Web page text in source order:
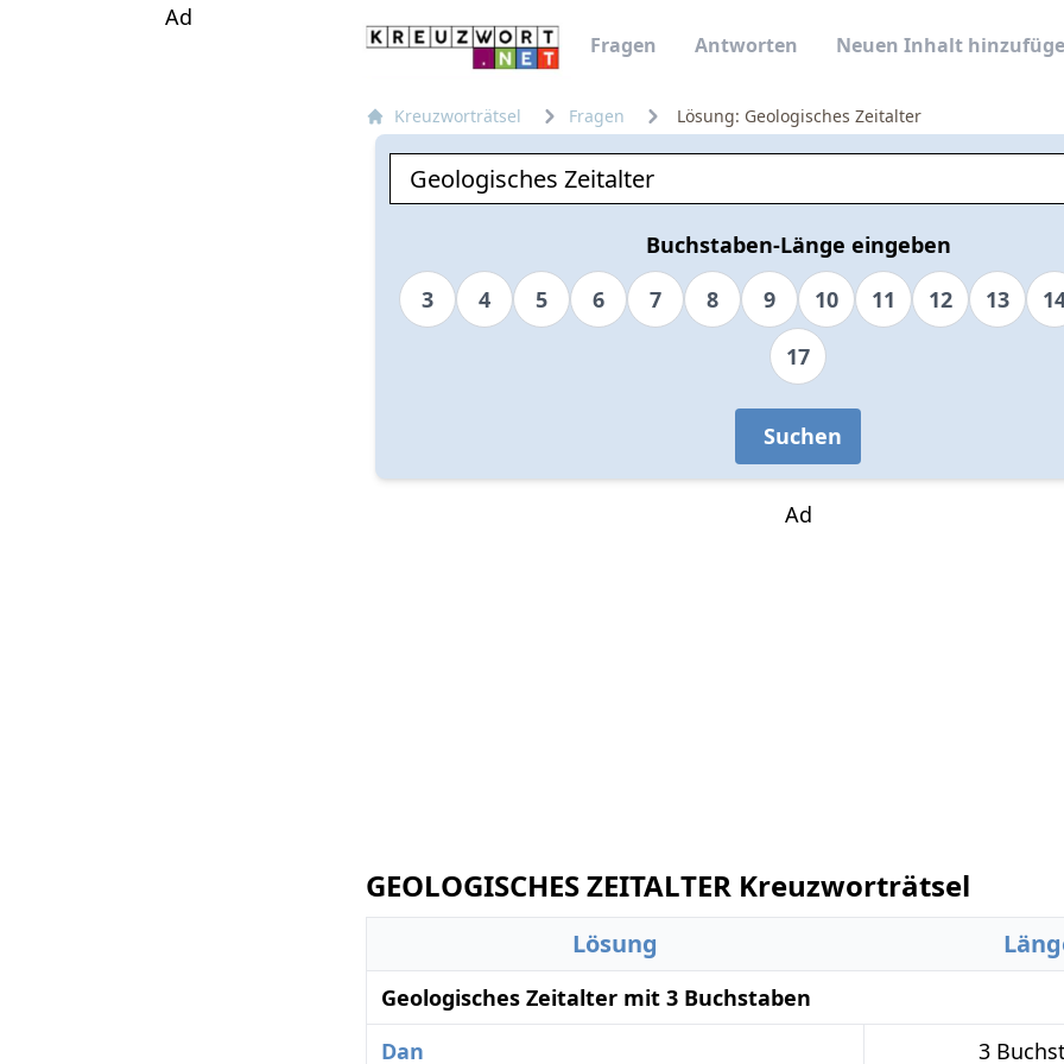
Fragen Antworten Neuen Inhalt
Ad
Kreuzworträtsel Fragen Lösung: Geologisches Zeitalter
Buchstaben-Länge eingeben
3
4 5 6 7 8 9 10 11 12 13
17
Suchen
Ad
GEOLOGISCHES ZEITALTER Kreuzworträtsel
Lösung
Geologisches Zeitalter mit 3 Buchstaben
Dan
3